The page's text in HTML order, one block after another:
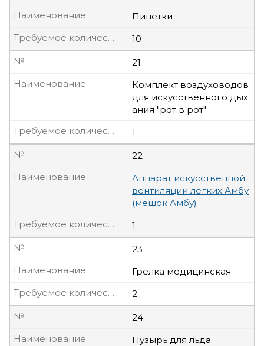
Пипетки
Наименование
10
Требуемое количество, шт
21
№
Комплект воздуховодов
для искусственного дых
ания "рот в рот"
Наименование
1
Требуемое количество, шт
22
№
Аппарат искусственной
вентиляции легких Амбу
(мешок Амбу)
Наименование
1
Требуемое количество, шт
23
№
Грелка медицинская
Наименование
2
Требуемое количество, шт
24
№
Пузырь для льда
Наименование